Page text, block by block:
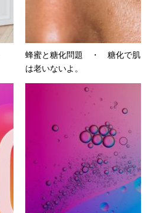
蜂蜜と糖化問題 ・ 糖化で肌
は老いないよ。